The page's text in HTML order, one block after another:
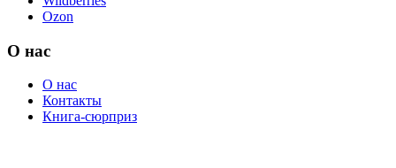
Ozon
О нас
О нас
Контакты
Книга-сюрприз